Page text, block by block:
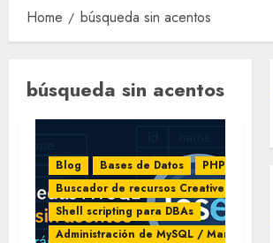
Home búsqueda sin acentos
búsqueda sin acentos
Blog Bases de Datos
PHP
Buscador de recursos Creative Commons
Shell scripting para DBAs
Administración de MySQL / MariaDB